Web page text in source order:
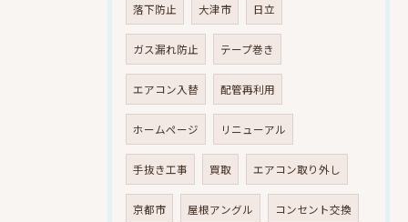
落下防止 大津市 日立
ガス漏れ防止 テープ巻き
エアコン入替 配管再利用
ホームページ リニューアル
手抜き工事 買取 エアコン取り外し
京都市 屋根アングル コンセント交換